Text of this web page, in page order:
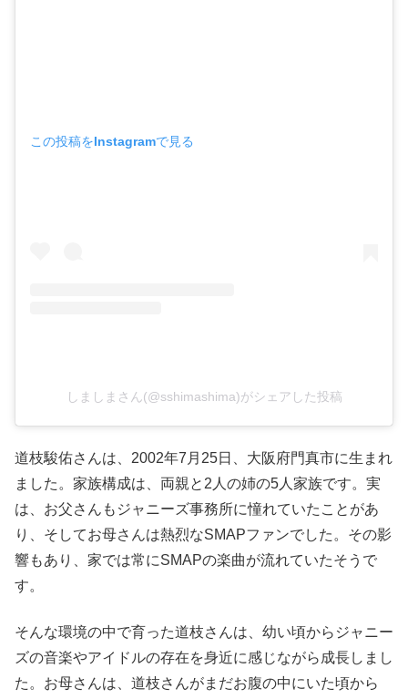
この投稿をInstagramで見る
しましまさん(@sshimashima)がシェアした投稿
道枝駿佑さんは、2002年7月25日、大阪府門真市に生まれ
ました。家族構成は、両親と2人の姉の5人家族です。実
は、お父さんもジャニーズ事務所に憧れていたことがあ
り、そしてお母さんは熱烈なSMAPファンでした。その影
響もあり、家では常にSMAPの楽曲が流れていたそうで
す。
そんな環境の中で育った道枝さんは、幼い頃からジャニー
ズの音楽やアイドルの存在を身近に感じながら成長しまし
た。お母さんは、道枝さんがまだお腹の中にいた頃から